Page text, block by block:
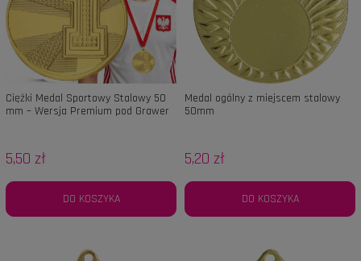
Ciężki Medal Sportowy Stalowy 50
mm – Wersja Premium pod Grawer
5,50 zł
DO KOSZYKA
Medal ogólny z miejscem stalowy
50mm
5,20 zł
DO KOSZYKA